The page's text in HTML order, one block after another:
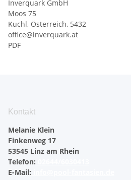
Inverquark GmbH
Moos 75
Kuchl, Österreich, 5432
office@inverquark.at
PDF
Kontakt
Melanie Klein
Finkenweg 17
53545 Linz am Rhein
Telefon:
E-Mail: